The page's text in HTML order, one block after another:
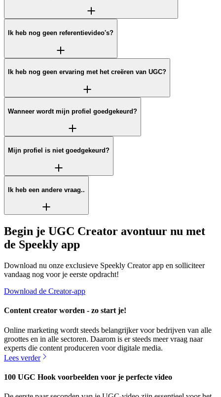
Ik heb nog geen referentievideo's?
Ik heb nog geen ervaring met het creëren van UGC?
Wanneer wordt mijn profiel goedgekeurd?
Mijn profiel is niet goedgekeurd?
Ik heb een andere vraag..
Begin je UGC Creator avontuur nu met
de Speekly app
Download nu onze exclusieve Speekly Creator app en solliciteer
vandaag nog voor je eerste opdracht!
Download de Creator-app
Content creator worden - zo start je!
Online marketing wordt steeds belangrijker voor bedrijven van alle
groottes en in alle sectoren. Daarom is er steeds meer vraag naar
experts die content produceren voor digitale media.
Lees verder
100 UGC Hook voorbeelden voor je perfecte video